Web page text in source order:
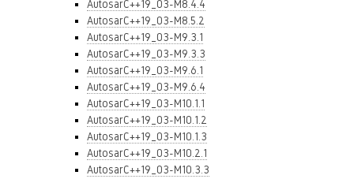
AutosarC++19_03-M8.4.4
AutosarC++19_03-M8.5.2
AutosarC++19_03-M9.3.1
AutosarC++19_03-M9.3.3
AutosarC++19_03-M9.6.1
AutosarC++19_03-M9.6.4
AutosarC++19_03-M10.1.1
AutosarC++19_03-M10.1.2
AutosarC++19_03-M10.1.3
AutosarC++19_03-M10.2.1
AutosarC++19_03-M10.3.3